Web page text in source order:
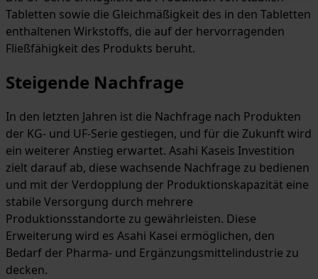
Tabletten sowie die Gleichmäßigkeit des in den Tabletten
enthaltenen Wirkstoffs, die auf der hervorragenden
Fließfähigkeit des Produkts beruht.
Steigende Nachfrage
In den letzten Jahren ist die Nachfrage nach Produkten
der KG- und UF-Serie gestiegen, und für die Zukunft wird
ein weiterer Anstieg erwartet. Asahi Kaseis Investition
zielt darauf ab, diese wachsende Nachfrage zu bedienen
und mit der Verdopplung der Produktionskapazität eine
stabile Versorgung durch mehrere
Produktionsstandorte zu gewährleisten. Diese
Erweiterung wird es Asahi Kasei ermöglichen, den
Bedarf der Pharma- und Ergänzungsmittelindustrie zu
decken.